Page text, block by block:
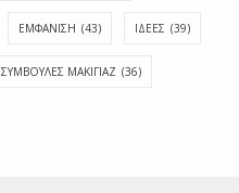
ΕΜΦΆΝΙΣΗ (43) ΙΔΈΕΣ (39)
ΣΥΜΒΟΥΛΈΣ ΜΑΚΙΓΙΆΖ (36)